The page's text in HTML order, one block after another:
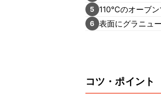
5 110℃のオーブン
6 表面にグラニュ
コツ・ポイント